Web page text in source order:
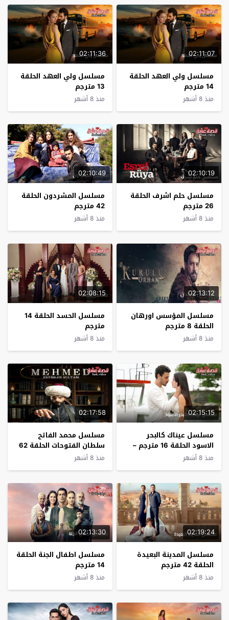
02:11:07
مسلسل ولي العهد الحلقة
14 مترجم
منذ 8 أشهر
02:11:36
مسلسل ولي العهد الحلقة
13 مترجم
منذ 8 أشهر
02:10:19
مسلسل حلم اشرف الحلقة
26 مترجم
منذ 8 أشهر
02:10:49
مسلسل المشردون الحلقة
42 مترجم
منذ 8 أشهر
02:13:12
مسلسل المؤسس اورهان
الحلقة 8 مترجم
منذ 8 أشهر
02:08:15
مسلسل الحسد الحلقة 14
مترجم
منذ 8 أشهر
02:15:15
مسلسل عيناك كالبحر
الاسود الحلقة 16 مترجم –
الاخيرة
منذ 8 أشهر
02:17:58
مسلسل محمد الفاتح
سلطان الفتوحات الحلقة 62
مترجم
منذ 8 أشهر
02:19:24
مسلسل المدينة البعيدة
الحلقة 42 مترجم
منذ 8 أشهر
02:13:30
مسلسل اطفال الجنة الحلقة
14 مترجم
منذ 8 أشهر